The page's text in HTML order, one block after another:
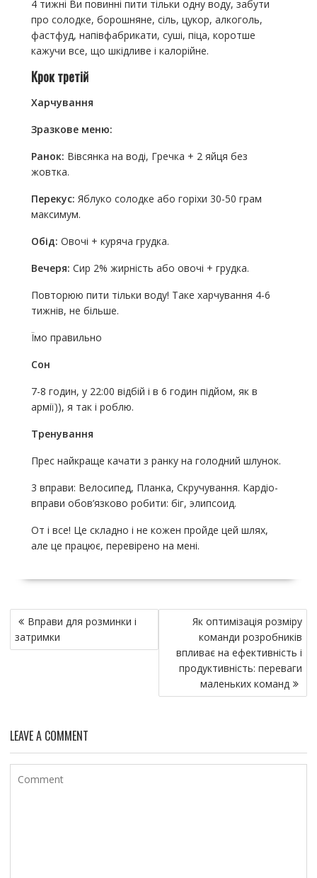
4 тижні Ви повинні пити тільки одну воду, забути
про солодке, борошняне, сіль, цукор, алкоголь,
фастфуд, напівфабрикати, суші, піца, коротше
кажучи все, що шкідливе і калорійне.
Крок третій
Харчування
Зразкове меню:
Ранок: Вівсянка на воді, Гречка + 2 яйця без
жовтка.
Перекус: Яблуко солодке або горіхи 30-50 грам
максимум.
Обід: Овочі + куряча грудка.
Вечеря: Сир 2% жирність або овочі + грудка.
Повторюю пити тільки воду! Таке харчування 4-6
тижнів, не більше.
Їмо правильно
Сон
7-8 годин, у 22:00 відбій і в 6 годин підйом, як в
армії)), я так і роблю.
Тренування
Прес найкраще качати з ранку на голодний шлунок.
3 вправи: Велосипед, Планка, Скручування. Кардіо-
вправи обов’язково робити: біг, элипсоид.
От і все! Це складно і не кожен пройде цей шлях,
але це працює, перевірено на мені.
Н
а
в
ц
и
я
Вправи для розминки і
затримки
Як оптимізація розміру
команди розробників
впливає на ефективність і
продуктивність: переваги
маленьких команд
LEAVE A COMMENT